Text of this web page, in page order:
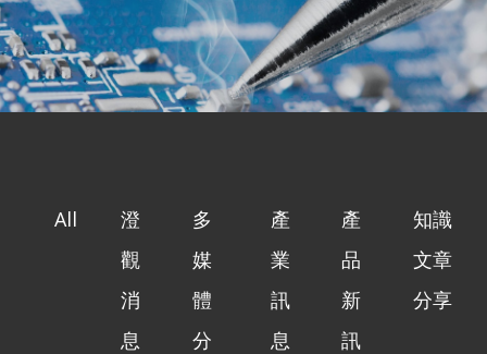
All
澄
觀
消
息
多
媒
體
分
產
業
訊
息
產
品
新
訊
知識
文章
分享